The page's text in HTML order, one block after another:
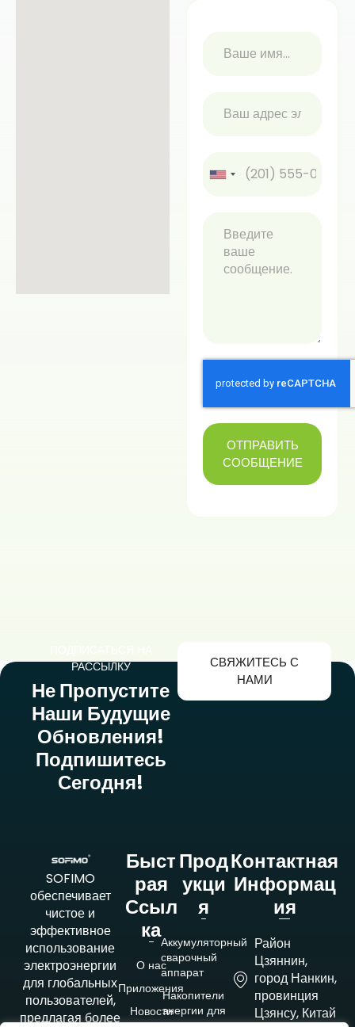
U
+
1
ОТПРАВИТЬ
СООБЩЕНИЕ
РАССЫЛКУ
Не Пропустите
Наши Будущие
Обновления!
Подпишитесь
Сегодня!
СВЯЖИТЕСЬ С
НАМИ
SOFIMO
обеспечивает
чистое и
эффективное
использование
электроэнергии
для глобальных
пользователей,
предлагая более
Быст
Рая
Ссыл
Ка
О нас
Приложения
Новости
Прод
Укци
Я
Аккумуляторный
сварочный
аппарат
Накопители
энергии для
Контактная
Информац
Ия
Район
Цзяннин,
город Нанкин,
провинция
Цзянсу, Китай